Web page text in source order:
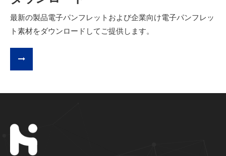
最新の製品電子パンフレットおよび企業向け電子パンフレッ
ト素材をダウンロードしてご提供します。